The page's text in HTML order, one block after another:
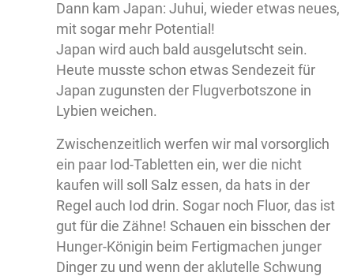
Dann kam Japan: Juhui, wieder etwas neues,
mit sogar mehr Potential!
Japan wird auch bald ausgelutscht sein.
Heute musste schon etwas Sendezeit für
Japan zugunsten der Flugverbotszone in
Lybien weichen.
Zwischenzeitlich werfen wir mal vorsorglich
ein paar Iod-Tabletten ein, wer die nicht
kaufen will soll Salz essen, da hats in der
Regel auch Iod drin. Sogar noch Fluor, das ist
gut für die Zähne! Schauen ein bisschen der
Hunger-Königin beim Fertigmachen junger
Dinger zu und wenn der aklutelle Schwung